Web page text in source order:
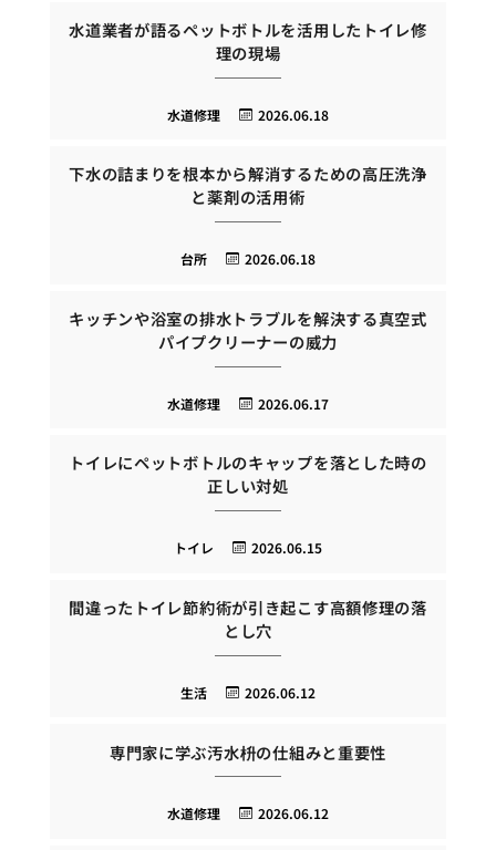
水道業者が語るペットボトルを活用したトイレ修
理の現場
2026.06.18
水道修理
下水の詰まりを根本から解消するための高圧洗浄
と薬剤の活用術
2026.06.18
台所
キッチンや浴室の排水トラブルを解決する真空式
パイプクリーナーの威力
2026.06.17
水道修理
トイレにペットボトルのキャップを落とした時の
正しい対処
2026.06.15
トイレ
間違ったトイレ節約術が引き起こす高額修理の落
とし穴
2026.06.12
生活
専門家に学ぶ汚水枡の仕組みと重要性
2026.06.12
水道修理